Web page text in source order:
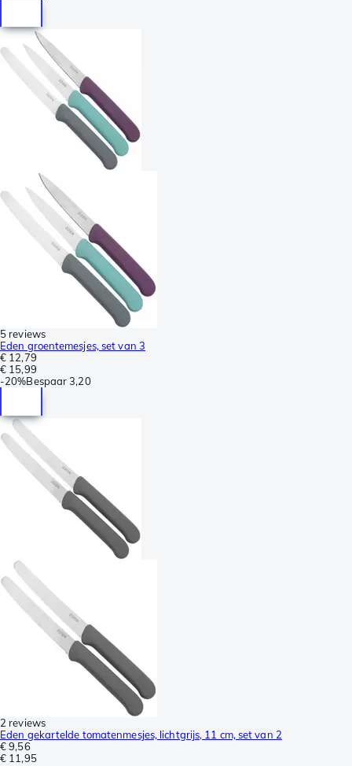
5 reviews
Eden groentemesjes, set van 3
€ 12,79
€ 15,99
-20%Bespaar 3,20
2 reviews
Eden gekartelde tomatenmesjes, lichtgrijs, 11 cm, set van 2
€ 9,56
€ 11,95